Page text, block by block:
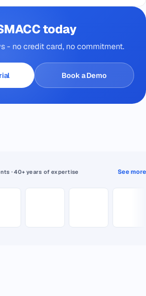
today
- no credit card, no commitment.
Book a Demo
· 40+ years of expertise See more